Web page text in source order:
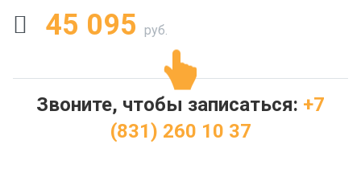
45 095 руб.
Звоните, чтобы записаться: +7
(831) 260 10 37